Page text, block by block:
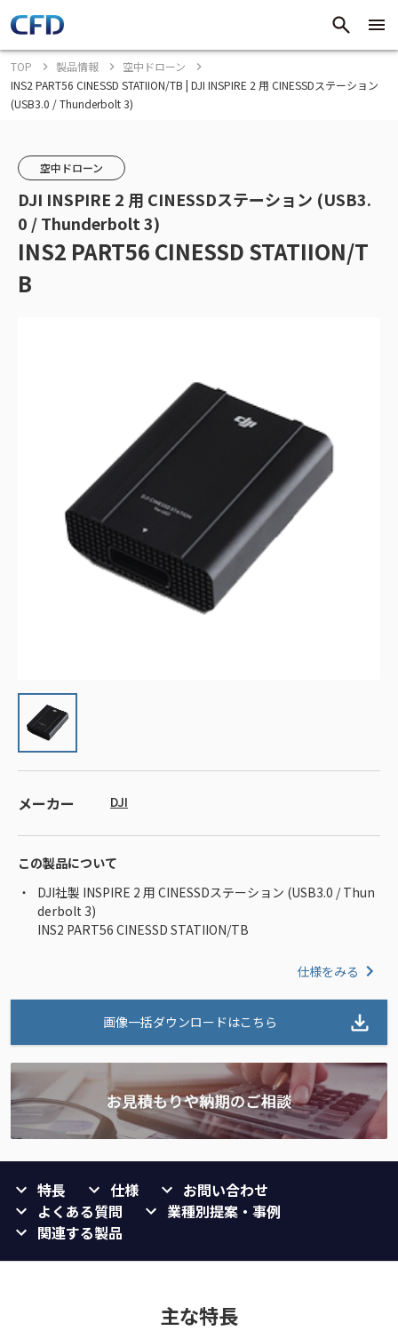
TOP 製品情報
空中ドローン
INS2 PART56 CINESSD STATIION/TB | DJI INSPIRE 2 用 CINESSDステーション
(USB3.0 / Thunderbolt 3)
空中ドローン
DJI INSPIRE 2 用 CINESSDステーション (USB3.
0 / Thunderbolt 3)
INS2 PART56 CINESSD STATIION/T
B
メーカー DJI
この製品について
DJI社製 INSPIRE 2 用 CINESSDステーション (USB3.0 / Thun
derbolt 3)
INS2 PART56 CINESSD STATIION/TB
仕様をみる
画像一括ダウンロードはこちら
特長 仕様
お問い合わせ
よくある質問
業種別提案・事例
関連する製品
主な特長